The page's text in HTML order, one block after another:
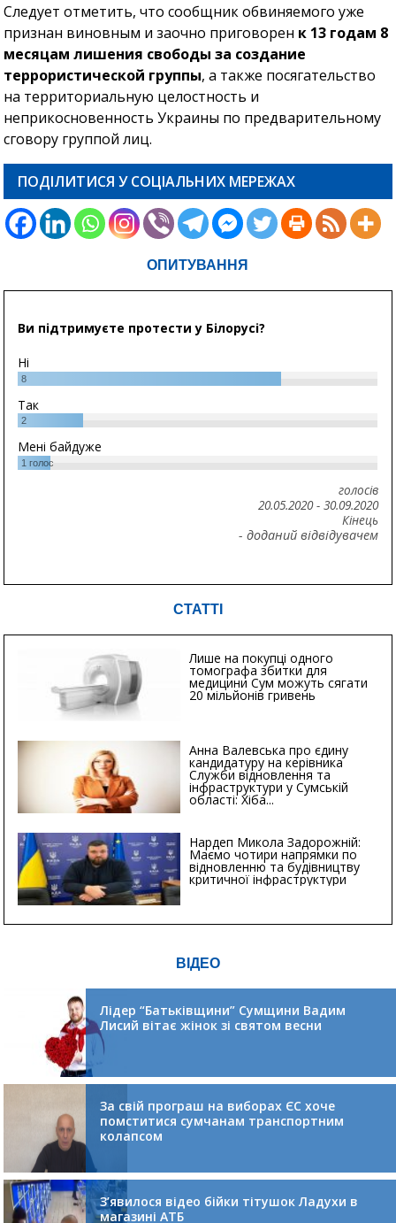
Следует отметить, что сообщник обвиняемого уже
признан виновным и заочно приговорен к 13 годам 8
месяцам лишения свободы за создание
террористической группы, а также посягательство
на территориальную целостность и
неприкосновенность Украины по предварительному
сговору группой лиц.
ПОДІЛИТИСЯ У СОЦІАЛЬНИХ МЕРЕЖАХ
ОПИТУВАННЯ
Ви підтримуєте протести у Білорусі?
Ні
8
Так
2
Мені байдуже
1 голос
голосів
20.05.2020- 30.09.2020
Кінець
- доданий відвідувачем
СТАТТІ
Лише на покупці одного
томографа збитки для
медицини Сум можуть сягати
20 мільйонів гривень
Анна Валевська про єдину
кандидатуру на керівника
Служби відновлення та
інфраструктури у Сумській
області: Хіба...
Нардеп Микола Задорожній:
Маємо чотири напрямки по
відновленню та будівництву
критичної інфраструктури
ВІДЕО
Лідер “Батьківщини” Сумщини Вадим
Лисий вітає жінок зі святом весни
За свій програш на виборах ЄС хоче
помститися сумчанам транспортним
колапсом
З’явилося відео бійки тітушок Ладухи в
магазині АТБ